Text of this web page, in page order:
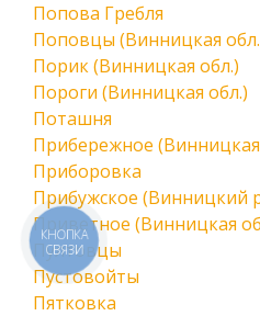
Попова Гребля
Поповцы (Винницкая
Порик (Винницкая обл.)
Пороги (Винницкая обл.)
Поташня
Прибережное (Винницкая
Приборовка
Прибужское (Винницкий
Приветное (Винницкая
Пултовцы
Пустовойты
Пятковка
КНОПКА
СВЯЗИ